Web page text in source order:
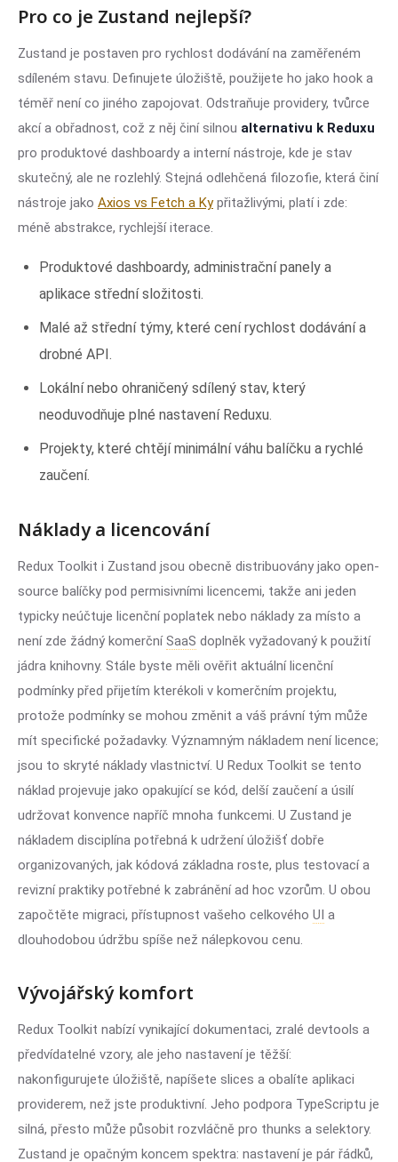
Pro co je Zustand nejlepší?
Zustand je postaven pro rychlost dodávání na zaměřeném
sdíleném stavu. Definujete úložiště, použijete ho jako hook a
téměř není co jiného zapojovat. Odstraňuje providery, tvůrce
akcí a obřadnost, což z něj činí silnou alternativu k Reduxu
pro produktové dashboardy a interní nástroje, kde je stav
skutečný, ale ne rozlehlý. Stejná odlehčená filozofie, která činí
nástroje jako Axios vs Fetch a Kypřitažlivými, platí i zde:
méně abstrakce, rychlejší iterace.
Produktové dashboardy, administrační panely a
aplikace střední složitosti.
Malé až střední týmy, které cení rychlost dodávání a
drobné API.
Lokální nebo ohraničený sdílený stav, který
neoduvodňuje plné nastavení Reduxu.
Projekty, které chtějí minimální váhu balíčku a rychlé
zaučení.
Náklady a licencování
Redux Toolkit i Zustand jsou obecně distribuovány jako open-
source balíčky pod permisivními licencemi, takže ani jeden
typicky neúčtuje licenční poplatek nebo náklady za místo a
není zde žádný komerčníSaaS doplněk vyžadovaný k použití
jádra knihovny. Stále byste měli ověřit aktuální licenční
podmínky před přijetím kterékoli v komerčním projektu,
protože podmínky se mohou změnit a váš právní tým může
mít specifické požadavky. Významným nákladem není licence;
jsou to skryté náklady vlastnictví. U Redux Toolkit se tento
náklad projevuje jako opakující se kód, delší zaučení a úsilí
udržovat konvence napříč mnoha funkcemi. U Zustand je
nákladem disciplína potřebná k udržení úložišť dobře
organizovaných, jak kódová základna roste, plus testovací a
revizní praktiky potřebné k zabránění ad hoc vzorům. U obou
započtěte migraci, přístupnost vašeho celkového UI a
dlouhodobou údržbu spíše než nálepkovou cenu.
Vývojářský komfort
Redux Toolkit nabízí vynikající dokumentaci, zralé devtools a
předvídatelné vzory, ale jeho nastavení je těžší:
nakonfigurujete úložiště, napíšete slices a obalíte aplikaci
providerem, než jste produktivní. Jeho podpora TypeScriptu je
silná, přesto může působit rozvláčně pro thunks a selektory.
Zustand je opačným koncem spektra: nastavení je pár řádků,